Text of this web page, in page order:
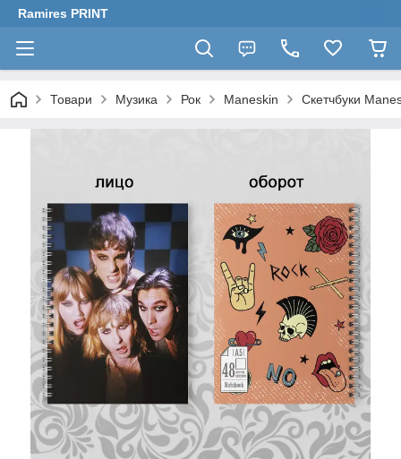
Ramires PRINT
Товари Музика Рок Maneskin Скетчбуки